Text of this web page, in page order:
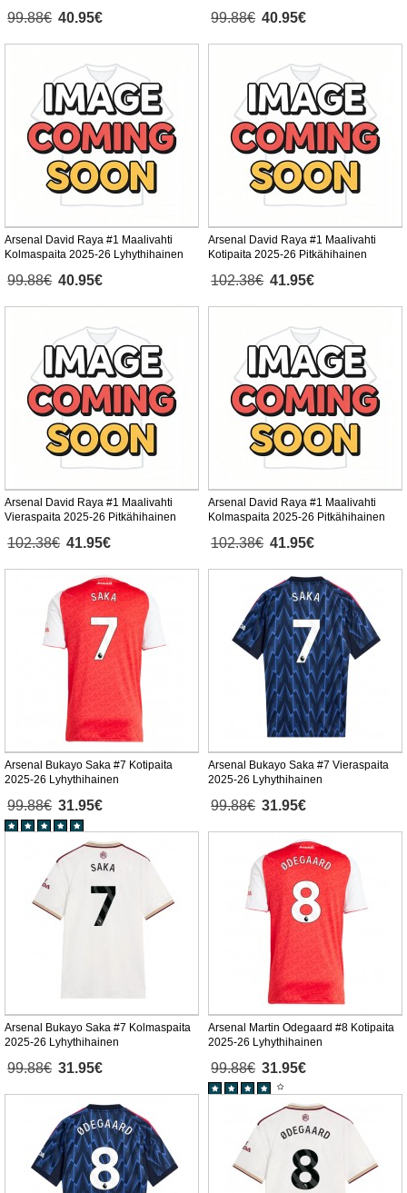
99.88€ 40.95€ 99.88€ 40.95€
Arsenal David Raya #1 Maalivahti
Kolmaspaita 2025-26 Lyhythihainen
99.88€ 40.95€
Arsenal David Raya #1 Maalivahti
Kotipaita 2025-26 Pitkähihainen
102.38€ 41.95€
Arsenal David Raya #1 Maalivahti
Vieraspaita 2025-26 Pitkähihainen
102.38€ 41.95€
Arsenal David Raya #1 Maalivahti
Kolmaspaita 2025-26 Pitkähihainen
102.38€ 41.95€
Arsenal Bukayo Saka #7 Kotipaita
2025-26 Lyhythihainen
99.88€ 31.95€
Arsenal Bukayo Saka #7 Vieraspaita
2025-26 Lyhythihainen
99.88€ 31.95€
Arsenal Bukayo Saka #7 Kolmaspaita
2025-26 Lyhythihainen
99.88€ 31.95€
Arsenal Martin Odegaard #8 Kotipaita
2025-26 Lyhythihainen
99.88€ 31.95€